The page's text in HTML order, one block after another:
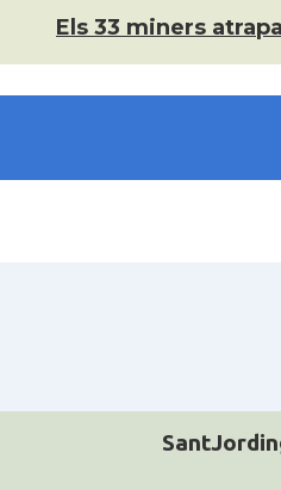
Els 33 miners